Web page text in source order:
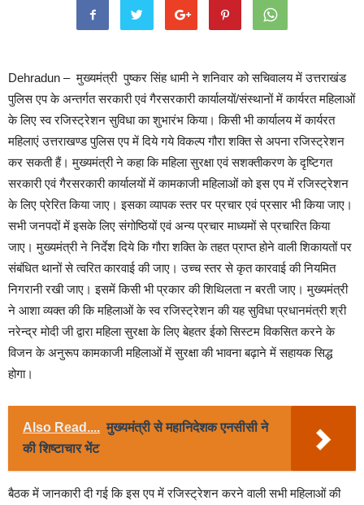
Dehradun – मुख्यमंत्री पुष्कर सिंह धामी ने शनिवार को सचिवालय में उत्तराखंड
पुलिस एप के अन्तर्गत सरकारी एवं गैरसरकारी कार्यालयों/संस्थानों में कार्यरत महिलाओं
के लिए स्व रजिस्ट्रेशन सुविधा का शुभारंभ किया। किसी भी कार्यालय में कार्यरत
महिलाएं उत्तराखण्ड पुलिस एप में दिये गये विकल्प गौरा शक्ति से अपना रजिस्ट्रेशन
कर सकती हैं। मुख्यमंत्री ने कहा कि महिला सुरक्षा एवं सशक्तीकरण के दृष्टिगत
सरकारी एवं गैरसरकारी कार्यालयों में कामकाजी महिलाओं को इस एप में रजिस्ट्रेशन
के लिए प्रेरित किया जाए। इसका व्यापक स्तर पर प्रचार एवं प्रसार भी किया जाए।
सभी जनपदों में इसके लिए संगोष्ठियों एवं अन्य प्रचार माध्यमों से प्रचारित किया
जाए। मुख्यमंत्री ने निर्देश दिये कि गौरा शक्ति के तहत प्राप्त होने वाली शिकायतों पर
संबंधित थानों से त्वरित कारवाई की जाए। उच्च स्तर से कृत कारवाई की नियमित
निगरानी रखी जाए। इसमें किसी भी प्रकार की शिथिलता न बरती जाए। मुख्यमंत्री
ने आशा व्यक्त की कि महिलाओं के स्व रजिस्ट्रेशन की यह सुविधा प्रधानमंत्री श्री
नरेन्द्र मोदी जी द्वारा महिला सुरक्षा के लिए बेहतर ईको सिस्टम विकसित करने के
विजन के अनुरूप कामकाजी महिलाओं में सुरक्षा की भावना बढ़ाने में सहायक सिद्ध
होगा।
Also Read.... मुख्यमंत्री से महानिदेशक एनसीसी ने
की शिष्टाचार भेंट
बैठक में जानकारी दी गई कि इस एप में रजिस्ट्रेशन करने वाली सभी महिलाओं की